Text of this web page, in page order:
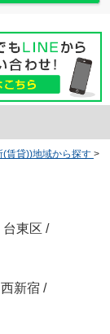
(賃貸))地域から探す >
台東区 /
西新宿 /